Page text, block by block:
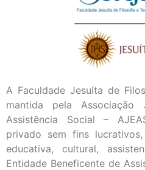
A Faculdade Jesuíta de
mantida pela
Assistência Social –
privado sem fins
educativa, cultural,
Entidade Beneficente de